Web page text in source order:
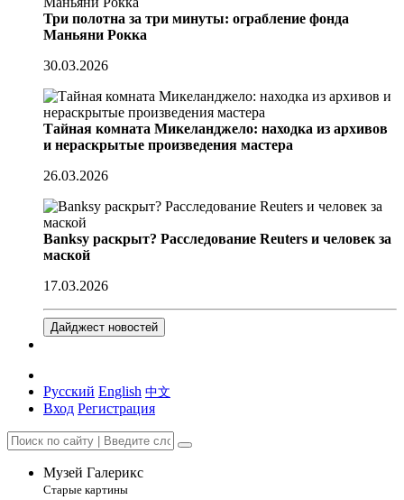
Три полотна за три минуты: ограбление фонда
Маньяни Рокка
30.03.2026
Тайная комната Микеланджело: находка из архивов
и нераскрытые произведения мастера
26.03.2026
Banksy раскрыт? Расследование Reuters и человек за
маской
17.03.2026
Дайджест новостей
Русский English 中文
Вход Регистрация
Музей Галерикс
Старые картины